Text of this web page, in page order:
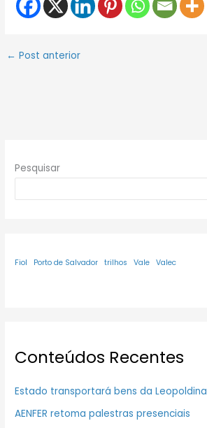
← Post anterior
Pesquisar
Fiol Porto de Salvador trilhos Vale Valec
Conteúdos Recentes
Estado transportará bens da Leopoldina
AENFER retoma palestras presenciais